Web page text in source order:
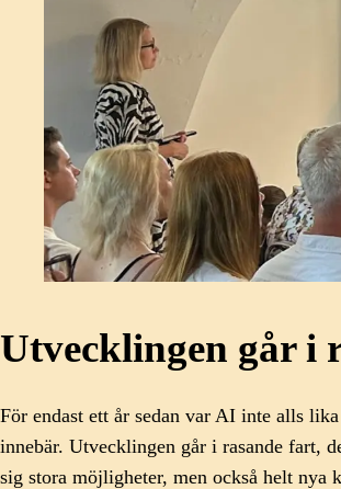
Utvecklingen går i
För endast ett år sedan var AI inte alls
innebär. Utvecklingen går i rasande fart,
sig stora möjligheter, men också helt